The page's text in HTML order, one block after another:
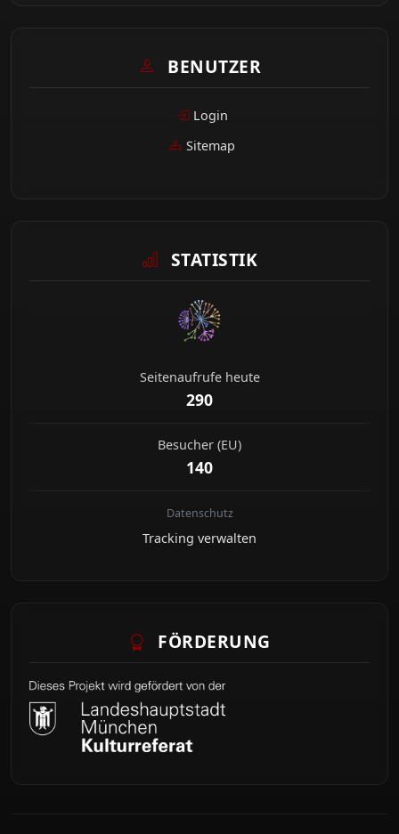
BENUTZER
Login
Sitemap
STATISTIK
Seitenaufrufe heute
290
Besucher (EU)
140
Datenschutz
Tracking verwalten
FÖRDERUNG